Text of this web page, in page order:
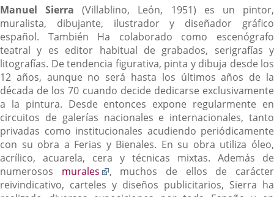
aplicación
externa.
Manuel Sierra (Villablino, León, 1951) es un pintor,
muralista, dibujante, ilustrador y diseñador gráfico
español. También Ha colaborado como escenógrafo
teatral y es editor habitual de grabados, serigrafías y
litografías. De tendencia figurativa, pinta y dibuja desde los
12 años, aunque no será hasta los últimos años de la
década de los 70 cuando decide dedicarse exclusivamente
a la pintura. Desde entonces expone regularmente en
circuitos de galerías nacionales e internacionales, tanto
privadas como institucionales acudiendo periódicamente
con su obra a Ferias y Bienales. En su obra utiliza óleo,
acrílico, acuarela, cera y técnicas mixtas. Además de
numerosos murales
Enlace
a
, muchos de ellos de carácter
reivindicativo, carteles y diseños publicitarios, Sierra ha